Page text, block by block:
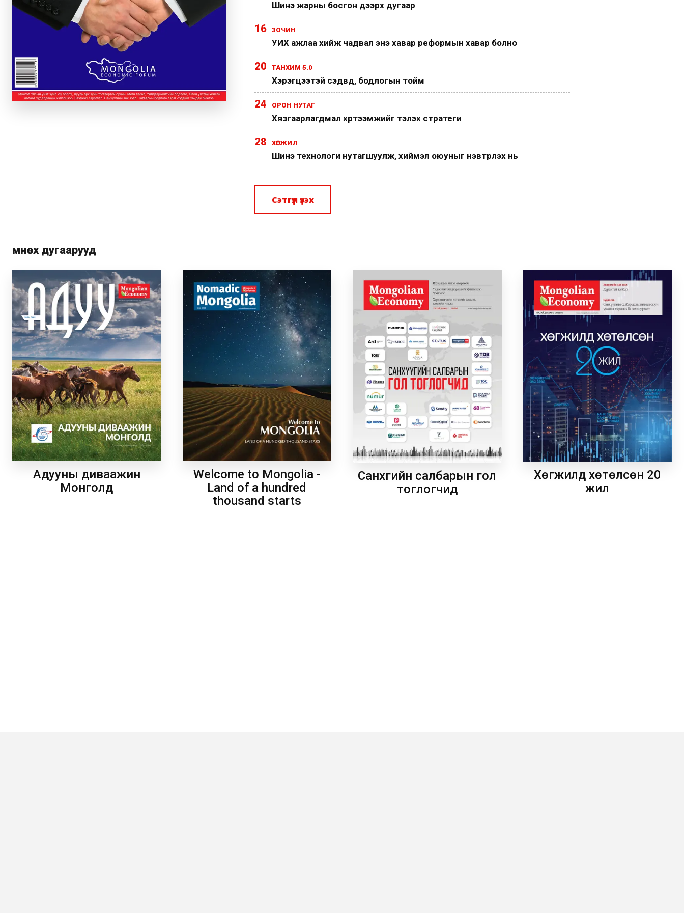
Шинэ жарны босгон дээрх дугаар
16 ЗОЧИН
УИХ ажлаа хийж чадвал энэ хавар реформын хавар болно
20 ТАНХИМ 5.0
Хэрэгцээтэй сэдвүүд, бодлогын тойм
24 ОРОН НУТАГ
Хязгаарлагдмал хүртээмжийг тэлэх стратеги
28 ХӨГЖИЛ
Шинэ технологи нутагшуулж, хиймэл оюуныг нэвтрүүлэх нь
Сэтгүүл үзэх
Өмнөх дугаарууд
Адууны диваажин
Монголд
Welcome to Mongolia -
Land of a hundred
thousand starts
Санхүүгийн салбарын гол
тоглогчид
Хөгжилд хөтөлсөн 20
жил